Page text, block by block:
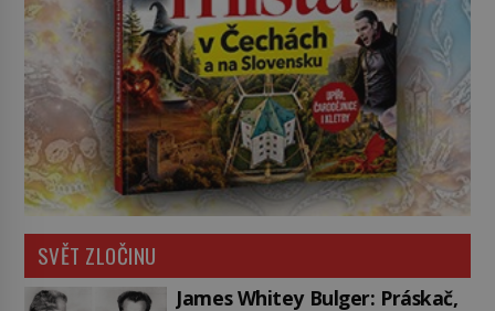
SVĚT ZLOČINU
James Whitey Bulger: Práskač,